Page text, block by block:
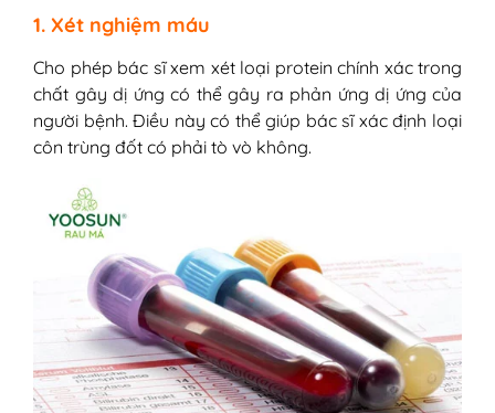
1. Xét nghiệm máu
Cho phép bác sĩ xem xét loại protein chính xác trong
chất gây dị ứng có thể gây ra phản ứng dị ứng của
người bệnh. Điều này có thể giúp bác sĩ xác định loại
côn trùng đốt có phải tò vò không.